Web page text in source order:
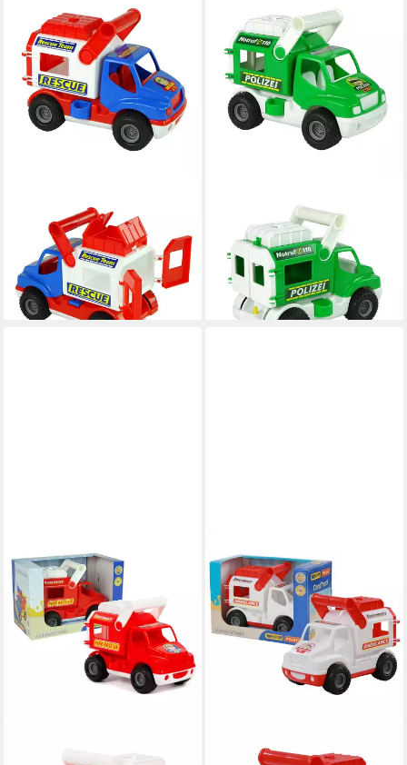
Spielzeug-Boot Blauer und
weißer Polesie ConsTruck
Rettungswagen 41937
18,55 €
lieferbar in 3 Wochen
Spielzeug-Boot Polizeiwagen
ConsTruck Grün Polesie
41906
18,55 €
lieferbar in 3 Wochen